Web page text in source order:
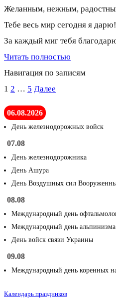
Желанным, нежным,
Тебе весь мир сегодня я дарю!
За каждый миг тебя
Читать полностью
Навигация по записям
1 2 … 5 Далее
06.08.2026
День железнодорожных войск
07.08
День железнодорожника
День Ашура
День Воздушных сил
08.08
Международный день
Международный день альпинизма
День войск связи Украины
09.08
Международный день коренных
Календарь праздников